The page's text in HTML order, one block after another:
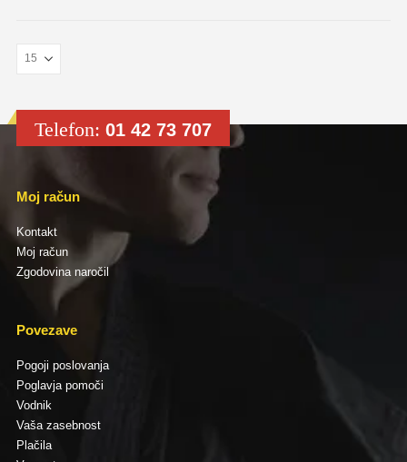
Telefon: 01 42 73 707
Moj račun
Kontakt
Moj račun
Zgodovina naročil
Povezave
Pogoji poslovanja
Poglavja pomoči
Vodnik
Vaša zasebnost
Plačila